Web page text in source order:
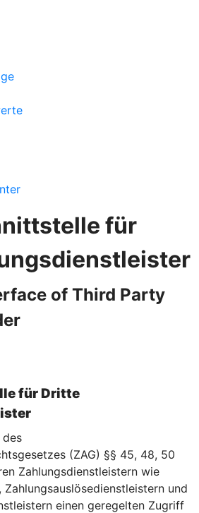
für
of Third Party
für Dritte
des
(ZAG) §§ 45, 48, 50
Zahlungsdienstleistern wie
und
einen geregelten Zugriff